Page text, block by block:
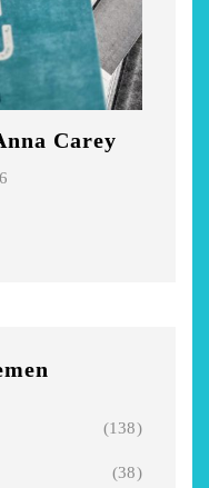
Carey
(138)
(38)